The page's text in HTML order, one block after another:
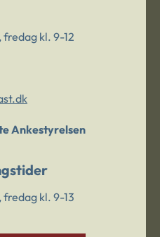
kl. 9-12
Ankestyrelsen
kl. 9-13